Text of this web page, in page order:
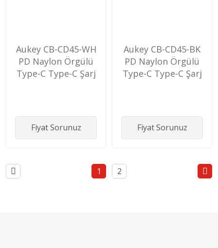
Aukey CB-CD45-WH
PD Naylon Örgülü
Type-C Type-C Şarj
Fiyat Sorunuz
Aukey CB-CD45-BK
PD Naylon Örgülü
Type-C Type-C Şarj
Fiyat Sorunuz
1 2